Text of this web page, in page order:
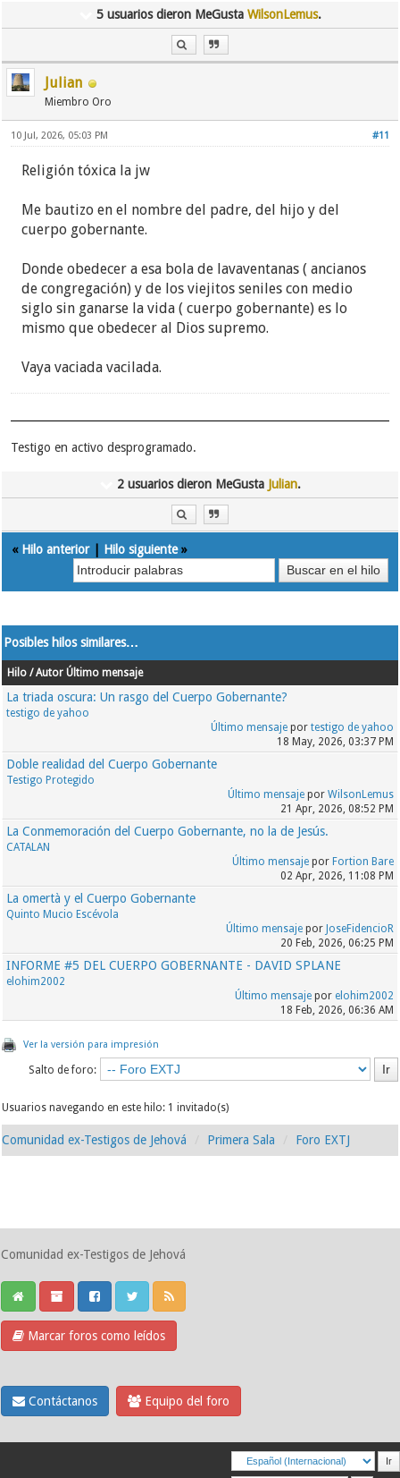
5 usuarios dieron MeGusta WilsonLemus.
Julian
Miembro Oro
#11
10 Jul, 2026, 05:03 PM
Religión tóxica la jw
Me bautizo en el nombre del padre, del hijo y del
cuerpo gobernante.
Donde obedecer a esa bola de lavaventanas ( ancianos
de congregación) y de los viejitos seniles con medio
siglo sin ganarse la vida ( cuerpo gobernante) es lo
mismo que obedecer al Dios supremo.
Vaya vaciada vacilada.
Testigo en activo desprogramado.
2 usuarios dieron MeGusta Julian.
« Hilo anterior| Hilo siguiente»
Posibles hilos similares…
Hilo / Autor Último mensaje
La triada oscura: Un rasgo del Cuerpo Gobernante?
testigo de yahoo
Último mensajepor testigo de yahoo
18 May, 2026, 03:37 PM
Doble realidad del Cuerpo Gobernante
Testigo Protegido
Último mensajepor WilsonLemus
21 Apr, 2026, 08:52 PM
La Conmemoración del Cuerpo Gobernante, no la de Jesús.
CATALAN
Último mensajepor Fortion Bare
02 Apr, 2026, 11:08 PM
La omertà y el Cuerpo Gobernante
Quinto Mucio Escévola
Último mensajepor JoseFidencioR
20 Feb, 2026, 06:25 PM
INFORME #5 DEL CUERPO GOBERNANTE - DAVID SPLANE
elohim2002
Último mensajepor elohim2002
18 Feb, 2026, 06:36 AM
Ver la versión para impresión
Salto de foro:
Usuarios navegando en este hilo: 1 invitado(s)
Comunidad ex-Testigos de Jehová Primera Sala Foro EXTJ
Comunidad ex-Testigos de Jehová
Marcar foros como leídos
Contáctanos Equipo del foro